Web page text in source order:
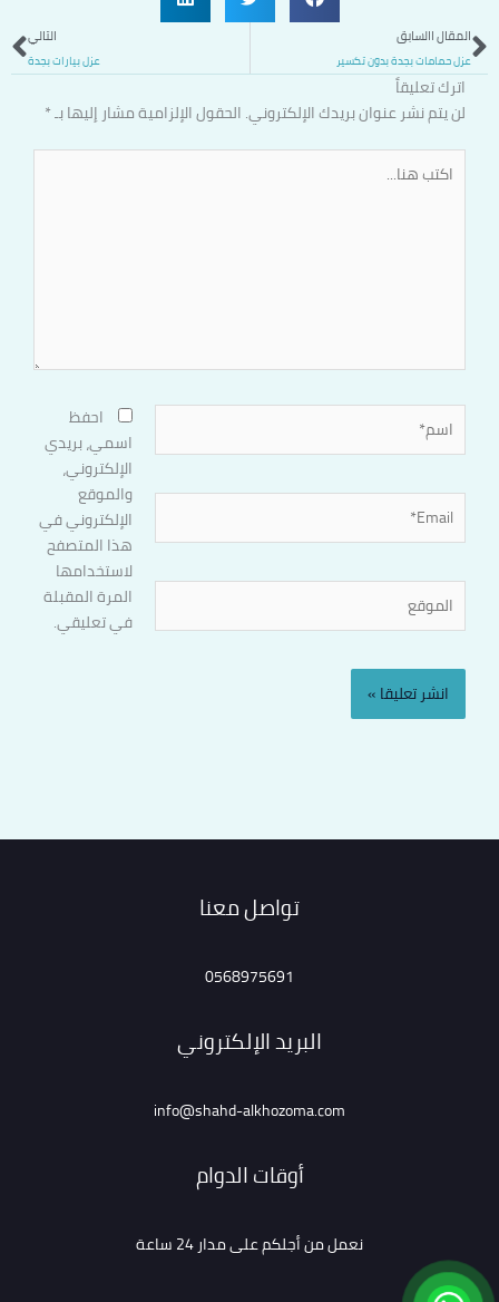
المقال االسابق
عزل حمامات بجدة بدون تكسير
التالي
عزل بيارات بجدة Next
اترك تعليقاً
لن يتم نشر عنوان بريدك الإلكتروني.الحقول الإلزامية مشار إليها بـ*
اكتب
هنا...
احفظ
اسمي، بريدي
الإلكتروني،
والموقع
الإلكتروني في
هذا المتصفح
لاستخدامها
المرة المقبلة
في تعليقي.
تواصل معنا
0568975691
البريد الإلكتروني
info@shahd-alkhozoma.com
أوقات الدوام
نعمل من أجلكم على مدار 24 ساعة